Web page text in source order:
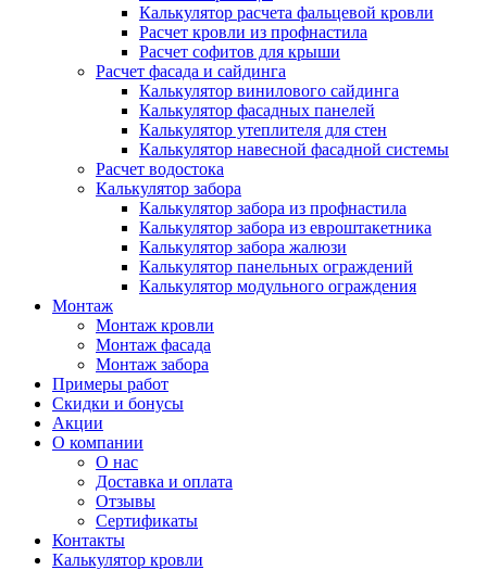
Калькулятор расчета фальцевой кровли
Расчет кровли из профнастила
Расчет софитов для крыши
Расчет фасада и сайдинга
Калькулятор винилового сайдинга
Калькулятор фасадных панелей
Калькулятор утеплителя для стен
Калькулятор навесной фасадной системы
Расчет водостока
Калькулятор забора
Калькулятор забора из профнастила
Калькулятор забора из евроштакетника
Калькулятор забора жалюзи
Калькулятор панельных ограждений
Калькулятор модульного ограждения
Монтаж
Монтаж кровли
Монтаж фасада
Монтаж забора
Примеры работ
Скидки и бонусы
Акции
О компании
О нас
Доставка и оплата
Отзывы
Сертификаты
Контакты
Калькулятор кровли